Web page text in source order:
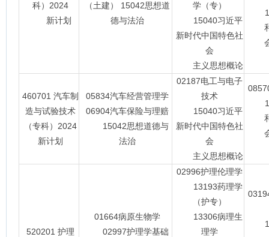
科）2024
新计划
（土建） 15042思想道
德与法治
学（专）
15040习近平
新时代中国特色社
会
主义思想概论
会
460701 汽车制
造与试验技术
（专科）2024
新计划
05834汽车经营管理学
06904汽车保险与理赔
15042思想道德与
法治
02187电工与电子
技术
15040习近平
新时代中国特色社
会
主义思想概论
会
520201 护理
01664病原生物学
02997护理学基础
02996护理伦理学
13193药理学
（护专）
13306病理生
理学